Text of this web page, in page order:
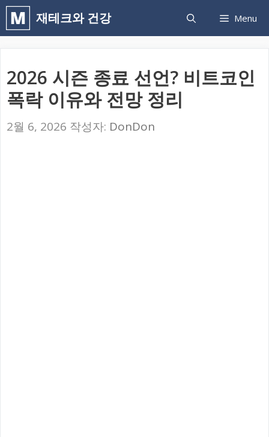
컨
텐
건
너
뛰
재테크와 건강 Menu
2026 시즌 종료 선언? 비트코인
폭락 이유와 전망 정리
2월 6, 2026 작성자: DonDon